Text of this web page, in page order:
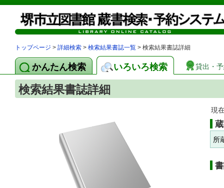
トップページ > 詳細検索 > 検索結果書誌一覧 > 検索結果書誌詳細
かんたん検索 いろいろ検索 貸出・
検索結果書誌詳細
現
所